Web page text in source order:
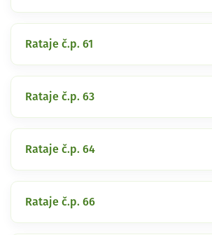
Rataje č.p. 61
Rataje č.p. 63
Rataje č.p. 64
Rataje č.p. 66